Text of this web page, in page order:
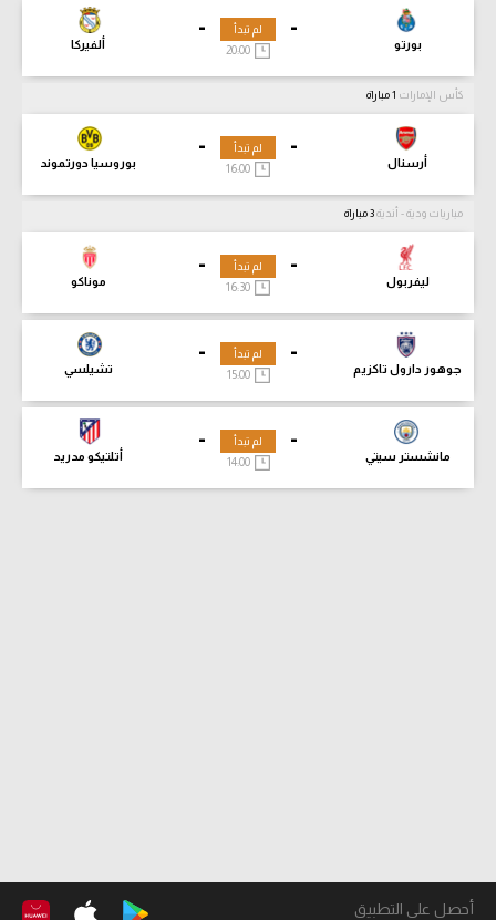
-
بورتو
-
ألفيركا
لم تبدأ
كأس الإمارات
-
أرسنال
-
بوروسيا دورتموند
لم تبدأ
مباريات ودية - أندية
-
ليفربول
-
موناكو
لم تبدأ
-
جوهور دارول تاكزيم
-
تشيلسي
لم تبدأ
15:00
-
مانشستر سيتي
-
أتلتيكو مدريد
لم تبدأ
14:00
أحصل على التطبيق